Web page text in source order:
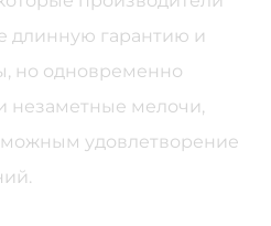
длинную гарантию и
но одновременно
незаметные мелочи,
удовлетворение